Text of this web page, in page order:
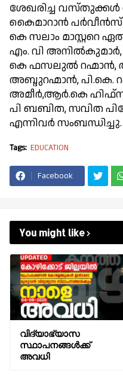
ശേഖരിച്ച വസ്തുക്കൾ
കൈമാറാൻ പർവീൻസ്
കെ സലാം മാസ്റ്ററെ
എം. വി
കെ ഫസലുൽ റഹ്മാൻ,
അബ്ദുറഹ്മാൻ, പി.കെ.
അമീർ,ആർ.കെ
പി ബബിത, സവിത
എന്നിവർ സംബന്ധിച്ചു.
Tags: EDUCATION
Facebook
You might like
വിദ്യാഭ്യാസ
സ്ഥാപനങ്ങൾക്ക്
അവധി